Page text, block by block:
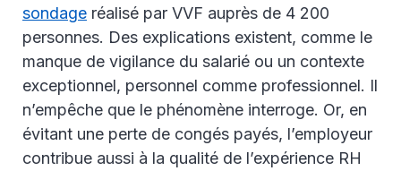
sondage réalisé par VVF auprès de 4 200
personnes. Des explications existent, comme le
manque de vigilance du salarié ou un contexte
exceptionnel, personnel comme professionnel. Il
n’empêche que le phénomène interroge. Or, en
évitant une perte de congés payés, l’employeur
contribue aussi à la qualité de l’expérience RH